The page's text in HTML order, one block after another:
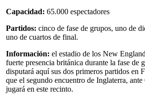
Capacidad: 65.000 espectadores
Partidos: cinco de fase de grupos, uno de
uno de cuartos de final.
Información: el estadio de los New
fuerte presencia británica durante la fase de
disputará aquí sus dos primeros partidos en
que el segundo encuentro de Inglaterra,
jugará en este recinto.